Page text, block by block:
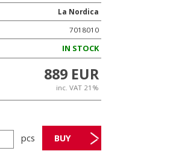
La Nordica
7018010
IN STOCK
889 EUR
inc. VAT 21%
pcs